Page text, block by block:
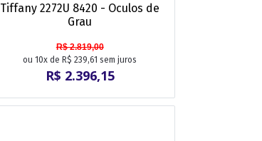
Tiffany 2272U 8420 - Oculos de
Grau
R$ 2.819,00
ou 10x de R$ 239,61 sem juros
R$ 2.396,15